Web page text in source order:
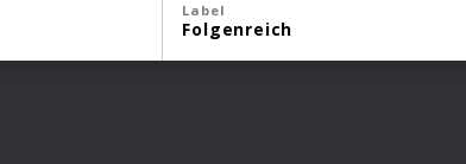
Label
Folgenreich